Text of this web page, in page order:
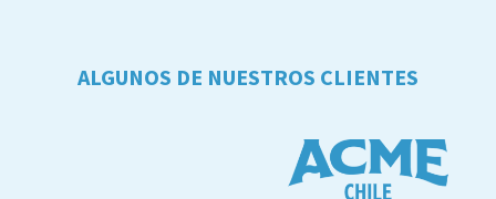
ALGUNOS DE NUESTROS CLIENTES